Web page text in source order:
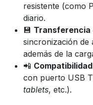
resistente (como
diario.
💾 Transferencia
sincronización de
además de la
📲
con puerto USB
tablets, etc.).